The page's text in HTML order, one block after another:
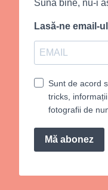
Sună bine, nu-i
Lasă-ne email-
Sunt de acord
tricks,
fotografii de
Mă abonez